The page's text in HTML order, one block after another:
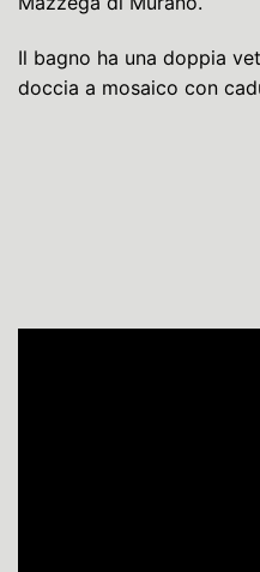
Il bagno ha una doppia
doccia a mosaico con